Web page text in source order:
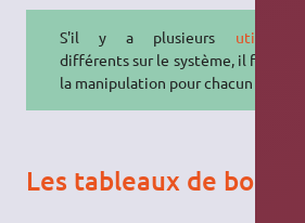
S'il y a plusieurs utilisateurs
différents sur le système, il faut faire
la manipulation pour chacun d'eux.
Les tableaux de bord